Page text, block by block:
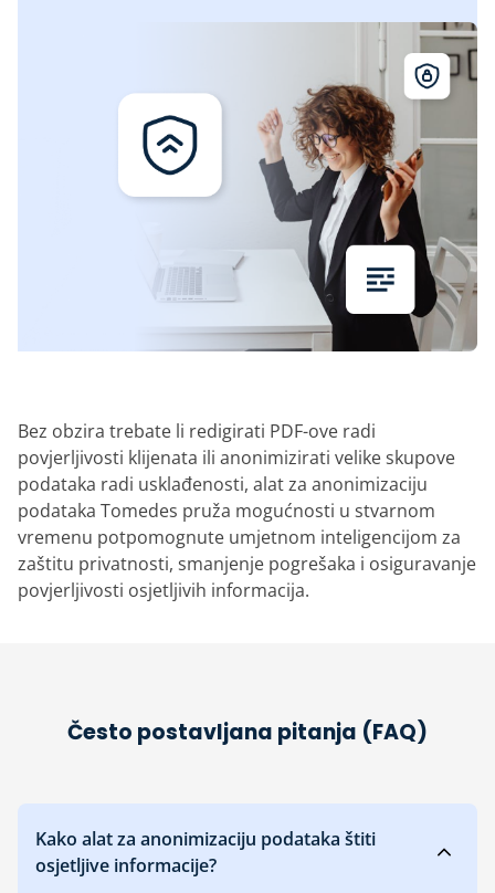
Bez obzira trebate li redigirati PDF-ove radi
povjerljivosti klijenata ili anonimizirati velike skupove
podataka radi usklađenosti, alat za anonimizaciju
podataka Tomedes pruža mogućnosti u stvarnom
vremenu potpomognute umjetnom inteligencijom za
zaštitu privatnosti, smanjenje pogrešaka i osiguravanje
povjerljivosti osjetljivih informacija.
Često postavljana pitanja (FAQ)
Kako alat za anonimizaciju podataka štiti
osjetljive informacije?